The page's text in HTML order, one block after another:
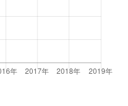
高岳
砂田橋